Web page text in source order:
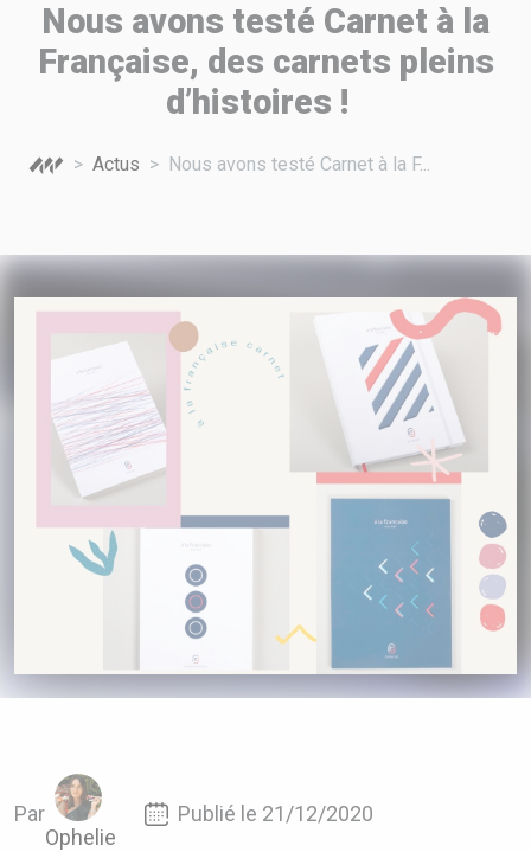
SE DIVERTIR
HIGH-TECH
BIEN CHEZ SOI
ENTREPRISE
ANIMAUX
CATALOGUES
Nous avons testé Carnet à la
Française, des carnets pleins
d’histoires !
Actus Nous avons testé Carnet à la F...
Par
Ophelie
Publié le 21/12/2020